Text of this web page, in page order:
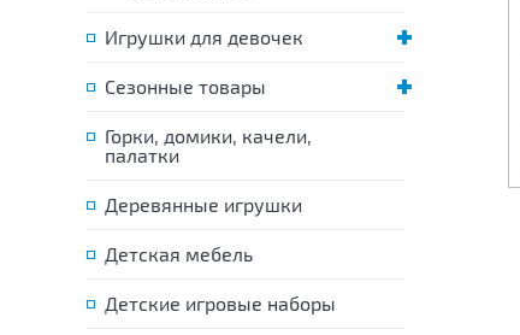
Игрушки для девочек
Сезонные товары
Горки, домики, качели,
палатки
Деревянные игрушки
Детская мебель
Детские игровые наборы
825 р.
В КОРЗИНУ